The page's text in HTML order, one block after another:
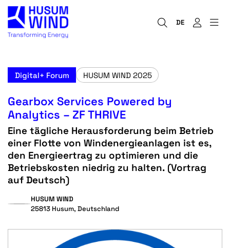
DE
Digital+ Forum HUSUM WIND 2025
Gearbox Services Powered by
Analytics – ZF THRIVE
Eine tägliche Herausforderung beim Betrieb
einer Flotte von Windenergieanlagen ist es,
den Energieertrag zu optimieren und die
Betriebskosten niedrig zu halten. (Vortrag
auf Deutsch)
HUSUM WIND
25813 Husum, Deutschland